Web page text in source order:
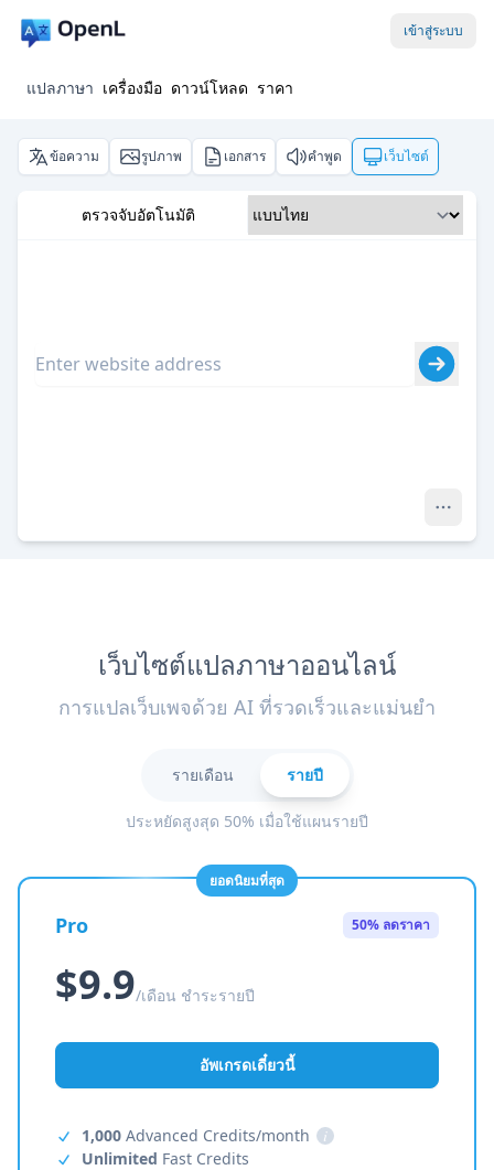
เข้าสู่ระบบ
แปลภาษา เครื่องมือ ดาวน์โหลด ราคา
ข้อความ รูปภาพ เอกสาร คำพูด เว็บไซต์
ตรวจจับอัตโนมัติ
เว็บไซต์แปลภาษาออนไลน์
การแปลเว็บเพจด้วย AI ที่รวดเร็วและแม่นยำ
รายเดือน รายปี
ประหยัดสูงสุด 50% เมื่อใช้แผนรายปี
ยอดนิยมที่สุด
Pro 50% ลดราคา
$9.9/เดือน ชำระรายปี
อัพเกรดเดี๋ยวนี้
1,000 Advanced Credits/month
i
Unlimited Fast Credits